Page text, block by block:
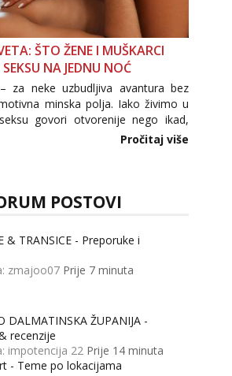
ŠTO ŽENE I MUŠKARCI
NA JEDNU NOĆ
za neke uzbudljiva avantura bez
minska polja. Iako živimo u
govori otvorenije nego ikad,
i dalje izaziva burne rasprave. Što
Pročitaj više
POSTOVI
& TRANSICE - Preporuke i
zmajoo07 Prije 7 minuta
DALMATINSKA ŽUPANIJA -
recenzije
impotencija 22 Prije 14 minuta
- Teme po lokacijama